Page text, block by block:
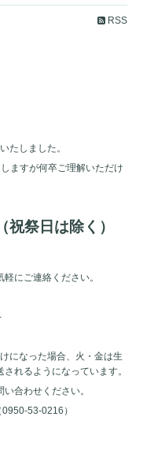
RSS
たしました。
ますが何卒ご理解いただけ
（祝祭⽇は除く）
にご連絡ください。
になった場合、火・金は生
れるようになっています。
合わせください。
53-0216）